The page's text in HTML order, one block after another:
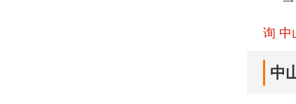
询 中
中